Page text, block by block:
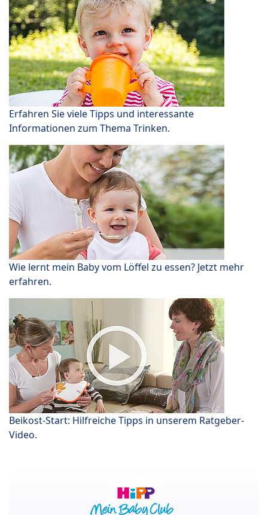
Erfahren Sie viele Tipps und interessante
Informationen zum Thema Trinken.
Wie lernt mein Baby vom Löffel zu essen? Jetzt mehr
erfahren.
Beikost-Start: Hilfreiche Tipps in unserem Ratgeber-
Video.